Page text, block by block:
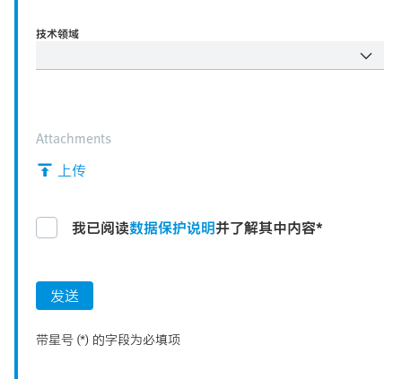
技术领域
Attachments
上传
我已阅读数据保护说明并了解其中内容*
发送
带星号 (*) 的字段为必填项